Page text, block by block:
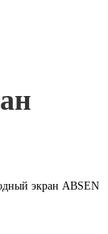
экран ABSEN